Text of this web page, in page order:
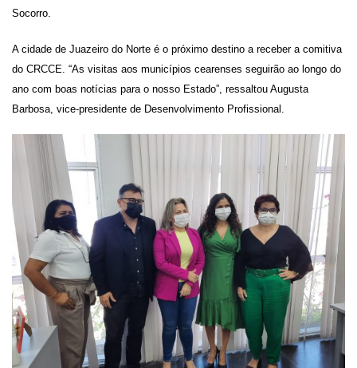
Socorro.
A cidade de Juazeiro do Norte é o próximo destino a receber a comitiva
do CRCCE. “As visitas aos municípios cearenses seguirão ao longo do
ano com boas notícias para o nosso Estado”, ressaltou Augusta
Barbosa, vice-presidente de Desenvolvimento Profissional.